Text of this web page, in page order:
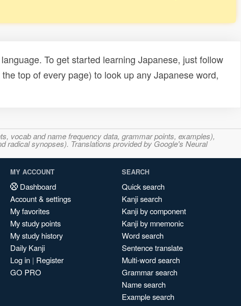
To get started learning Japanese, just follow
the top of every page) to look up any Japanese word,
vocab and name frequency data, grammar points, examples),
radical synopses). Translations provided by Google's Neural
MY ACCOUNT
Dashboard
Account & settings
My favorites
My study points
My study history
Daily Kanji
Log in | Register
GO PRO
SEARCH
Quick search
Kanji search
Kanji by component
Kanji by mnemonic
Word search
Sentence translate
Multi-word search
Grammar search
Name search
Example search